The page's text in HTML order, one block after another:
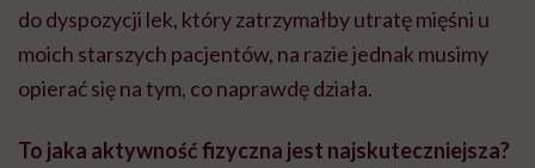
do dyspozycji lek, który zatrzymałby utratę mięśni u
moich starszych pacjentów, na razie jednak musimy
opierać się na tym, co naprawdę działa.
To jaka aktywność fizyczna jest najskuteczniejsza?